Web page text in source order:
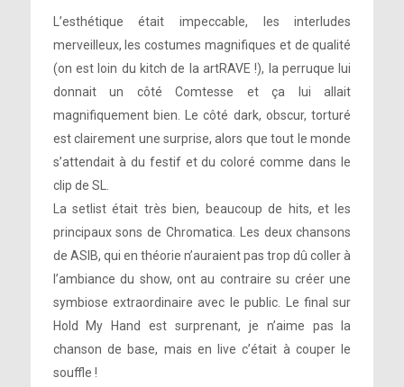
L’esthétique était impeccable, les interludes
merveilleux, les costumes magnifiques et de qualité
(on est loin du kitch de la artRAVE !), la perruque lui
donnait un côté Comtesse et ça lui allait
magnifiquement bien. Le côté dark, obscur, torturé
est clairement une surprise, alors que tout le monde
s’attendait à du festif et du coloré comme dans le
clip de SL.
La setlist était très bien, beaucoup de hits, et les
principaux sons de Chromatica. Les deux chansons
de ASIB, qui en théorie n’auraient pas trop dû coller à
l’ambiance du show, ont au contraire su créer une
symbiose extraordinaire avec le public. Le final sur
Hold My Hand est surprenant, je n’aime pas la
chanson de base, mais en live c’était à couper le
souffle !